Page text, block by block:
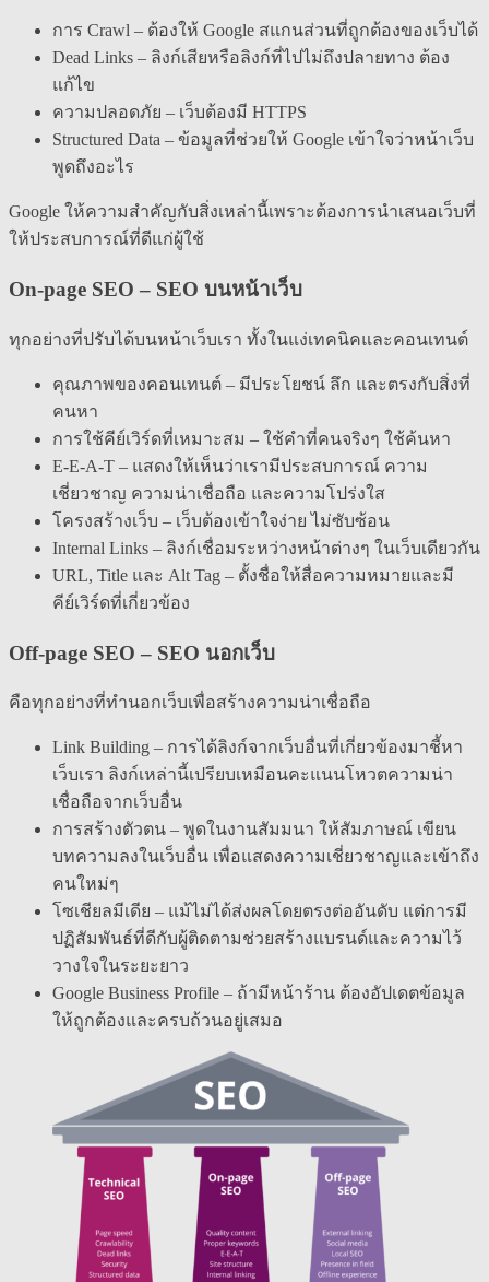
การ Crawl – ต้องให้ Google สแกนส่วนที่ถูกต้องของเว็บได้
Dead Links – ลิงก์เสียหรือลิงก์ที่ไปไม่ถึงปลายทาง ต้อง
แก้ไข
ความปลอดภัย – เว็บต้องมี HTTPS
Structured Data – ข้อมูลที่ช่วยให้ Google เข้าใจว่าหน้าเว็บ
พูดถึงอะไร
Google ให้ความสำคัญกับสิ่งเหล่านี้เพราะต้องการนำเสนอเว็บที่
ให้ประสบการณ์ที่ดีแก่ผู้ใช้
On-page SEO – SEO บนหน้าเว็บ
ทุกอย่างที่ปรับได้บนหน้าเว็บเรา ทั้งในแง่เทคนิคและคอนเทนต์
คุณภาพของคอนเทนต์ – มีประโยชน์ ลึก และตรงกับสิ่งที่
คนหา
การใช้คีย์เวิร์ดที่เหมาะสม – ใช้คำที่คนจริงๆ ใช้ค้นหา
E-E-A-T – แสดงให้เห็นว่าเรามีประสบการณ์ ความ
เชี่ยวชาญ ความน่าเชื่อถือ และความโปร่งใส
โครงสร้างเว็บ – เว็บต้องเข้าใจง่าย ไม่ซับซ้อน
Internal Links – ลิงก์เชื่อมระหว่างหน้าต่างๆ ในเว็บเดียวกัน
URL, Title และ Alt Tag – ตั้งชื่อให้สื่อความหมายและมี
คีย์เวิร์ดที่เกี่ยวข้อง
Off-page SEO – SEO นอกเว็บ
คือทุกอย่างที่ทำนอกเว็บเพื่อสร้างความน่าเชื่อถือ
Link Building – การได้ลิงก์จากเว็บอื่นที่เกี่ยวข้องมาชี้หา
เว็บเรา ลิงก์เหล่านี้เปรียบเหมือนคะแนนโหวตความน่า
เชื่อถือจากเว็บอื่น
การสร้างตัวตน – พูดในงานสัมมนา ให้สัมภาษณ์ เขียน
บทความลงในเว็บอื่น เพื่อแสดงความเชี่ยวชาญและเข้าถึง
คนใหม่ๆ
โซเชียลมีเดีย – แม้ไม่ได้ส่งผลโดยตรงต่ออันดับ แต่การมี
ปฏิสัมพันธ์ที่ดีกับผู้ติดตามช่วยสร้างแบรนด์และความไว้
วางใจในระยะยาว
Google Business Profile – ถ้ามีหน้าร้าน ต้องอัปเดตข้อมูล
ให้ถูกต้องและครบถ้วนอยู่เสมอ